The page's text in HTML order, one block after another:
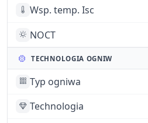
Wsp. temp. Isc
NOCT
TECHNOLOGIA OGNIW
Typ ogniwa
Technologia